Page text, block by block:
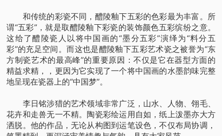
和传统的彩瓷不同，醴陵釉下五彩的色彩最为丰富。所
谓“五彩”，就是取醴陵釉下彩瓷的装饰颜色五彩缤纷之意。
这给了醴陵瓷人以将中国画的“墨分五彩”演绎为“料分五
彩”的充足空间。而这也是醴陵釉下五彩艺术瓷之被誉为“东
方制瓷艺术的最高峰”的重要原因：不仅是它在器型方面的
精益求精，，更因为它实现了一个将中国画的水墨韵味完整
地呈现在瓷器上的“中国梦”。
李日铭涉猎的艺术领域非常广泛，山水、人物、翎毛、
花卉和走兽无一不精。陶瓷彩绘运用自如，纸上泼墨亦大方
洒脱。他的作品，无论从构图到运笔设色，不仅布局协调，